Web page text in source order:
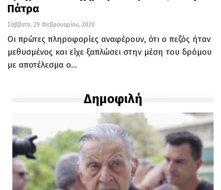
Πάτρα
Σάββατο, 29 Φεβρουαρίου, 2020
Οι πρώτες πληροφορίες αναφέρουν, ότι ο πεζός ήταν
μεθυσμένος και είχε ξαπλώσει στην μέση του δρόμου
με αποτέλεσμα ο…
Δημοφιλή